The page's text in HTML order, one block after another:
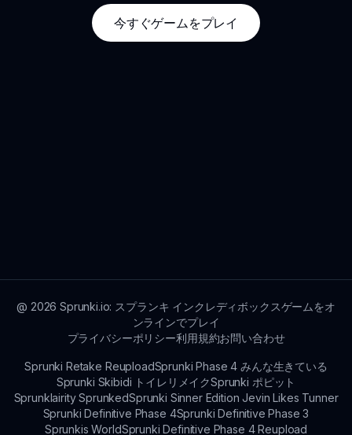
今すぐゲームをプレイ
@ 2026 Sprunki.io: スプランキ インクレディボックスゲームをオ
ンラインでプレイ
プライバシーポリシー利用規約お問い合わせ
Sprunki Retake ReuploadSprunki Phase 4 みんな生きている
Sprunki Skibidi トイレリメイクSprunki ポピット
Sprunklairity SprunkedSprunki Sinner Edition Jevin Likes Tunner
Sprunki Definitive Phase 4Sprunki Definitive Phase 3
Sprunkis WorldSprunki Definitive Phase 4 Reupload